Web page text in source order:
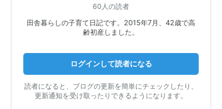
60人の読者
田舎暮らしの子育て日記です。2015年7月、42歳で高
齢初産しました。
ログインして読者になる
読者になると、ブログの更新を簡単にチェックしたり、
更新通知を受け取ったりできるようになります。